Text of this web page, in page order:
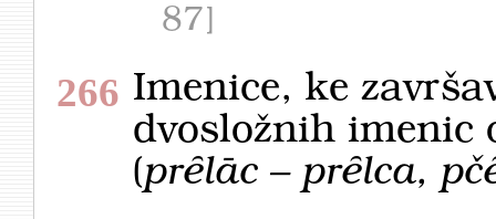
87
266 Imenice, ke
dvosložnih imenic
(prȇlāc – prȇlca,